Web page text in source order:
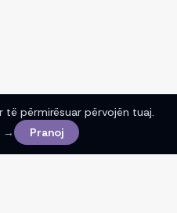
përmirësuar përvojën tuaj.
→
Pranoj